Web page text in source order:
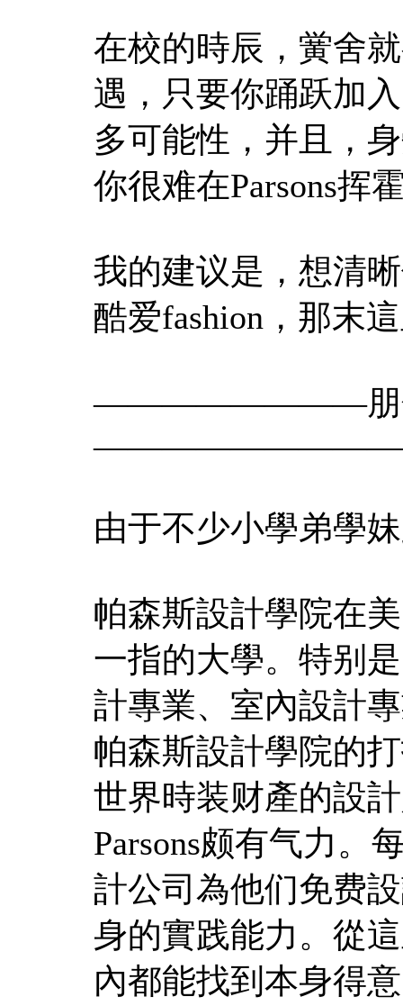
在校的時辰，黉舍
遇，只要你踊跃加
多可能性，并且，
你很难在Parsons挥
我的建议是，想清
酷爱fashion，那末
————————朋
由于不少小學弟學
帕森斯設計學院在
一指的大學。特别
計專業、室內設計
帕森斯設計學院的
世界時装财產的設
Parsons颇有气力。
計公司為他们免费
身的實践能力。從
內都能找到本身得